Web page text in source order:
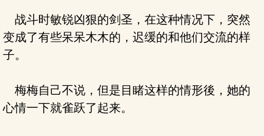
战斗时敏锐凶狠的剑圣，在这种情况下，突然
变成了有些呆呆木木的，迟缓的和他们交流的样
子。
梅梅自己不说，但是目睹这样的情形後，她的
心情一下就雀跃了起来。